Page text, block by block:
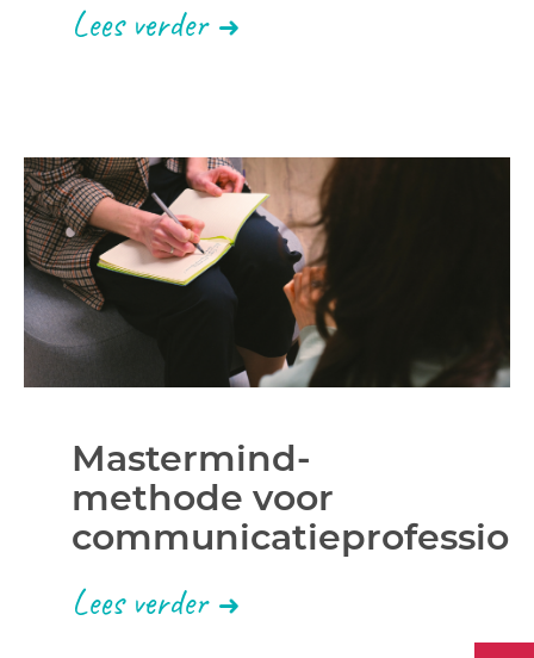
Lees verder
Mastermind-
methode voor
Lees verder